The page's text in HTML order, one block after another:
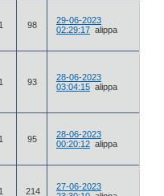
1 98
29-06-2023
02:29:17 alippa
1 93
28-06-2023
03:04:15 alippa
1 95
28-06-2023
00:20:12 alippa
1 214
27-06-2023